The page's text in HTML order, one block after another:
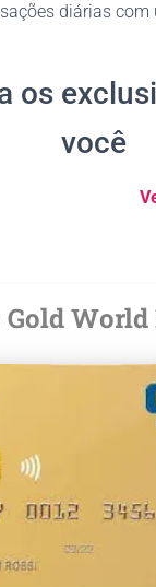
diárias com
os
você
Gold